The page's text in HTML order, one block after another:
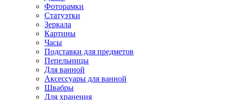
Фоторамки
Статуэтки
Зеркала
Картины
Часы
Подставки для предметов
Пепельницы
Для ванной
Аксессуары для ванной
Швабры
Для хранения